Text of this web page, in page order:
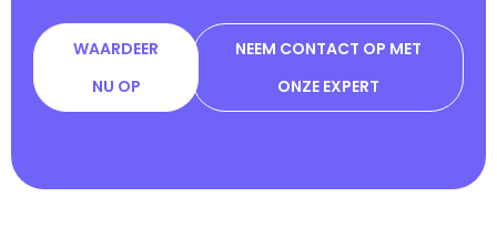
WAARDEER
NU OP
NEEM CONTACT OP MET
ONZE EXPERT